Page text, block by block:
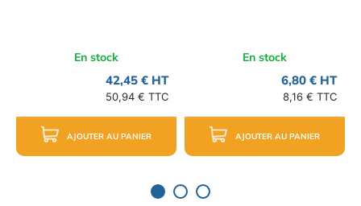
En stock
42,45 € HT
50,94 € TTC
AJOUTER AU PANIER
En stock
6,80 € HT
8,16 € TTC
AJOUTER AU PANIER